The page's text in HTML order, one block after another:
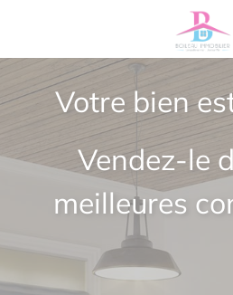
Votre bien
Vendez-le
meilleures